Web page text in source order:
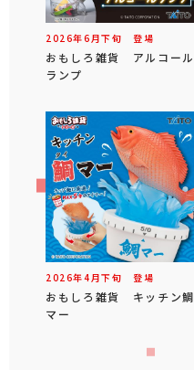
2026年6 月下旬 登場
おもしろ雑貨 アルコール
ランプ
2026年4 月下旬 登場
おもしろ雑貨 キッチン鯛
マー